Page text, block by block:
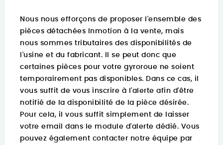
Nous nous efforçons de proposer l'ensemble des
pièces détachées Inmotion à la vente, mais
nous sommes tributaires des disponibilités de
l'usine et du fabricant. Il se peut donc que
certaines pièces pour votre gyroroue ne soient
temporairement pas disponibles. Dans ce cas, il
vous suffit de vous inscrire à l'alerte afin d'être
notifié de la disponibilité de la pièce désirée.
Pour cela, il vous suffit simplement de laisser
votre email dans le module d'alerte dédié. Vous
pouvez également contacter notre équipe par